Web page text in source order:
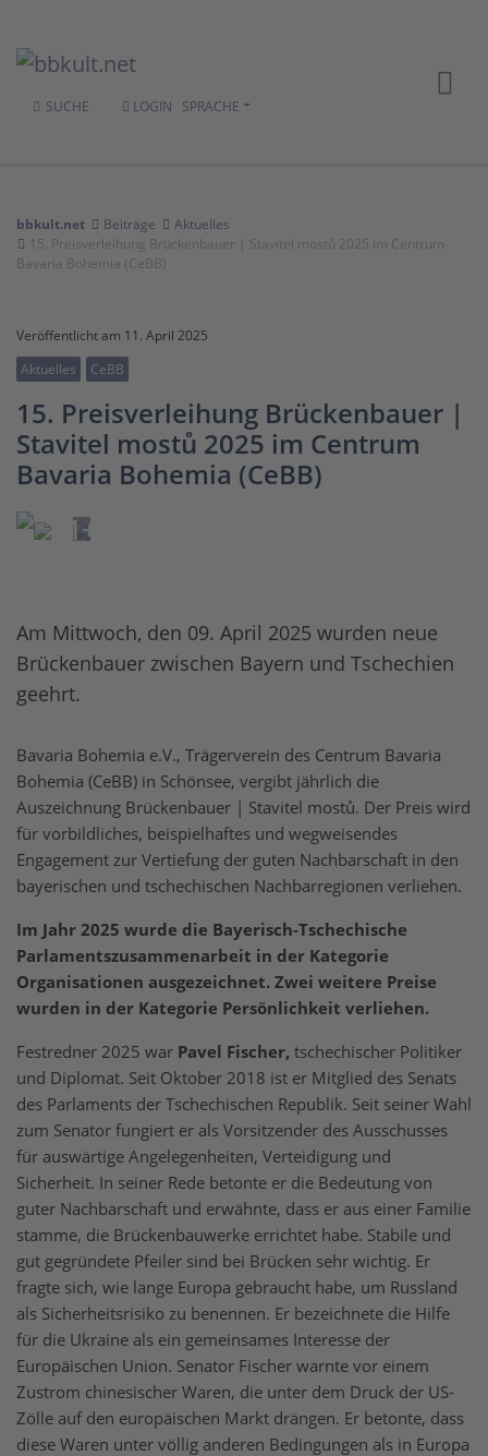
SUCHE LOGIN SPRACHE
bbkult.net Beiträge
Aktuelles
15. Preisverleihung Brückenbauer | Stavitel mostů 2025 im Centrum
Bavaria Bohemia (CeBB)
Veröffentlicht am 11. April 2025
Aktuelles
CeBB
15. Preisverleihung Brückenbauer |
Stavitel mostů 2025 im Centrum
Bavaria Bohemia (CeBB)
1+
Am Mittwoch, den 09. April 2025 wurden neue
Brückenbauer zwischen Bayern und Tschechien
geehrt.
Bavaria Bohemia e.V., Trägerverein des Centrum Bavaria
Bohemia (CeBB) in Schönsee, vergibt jährlich die
Auszeichnung Brückenbauer | Stavitel mostů. Der Preis wird
für vorbildliches, beispielhaftes und wegweisendes
Engagement zur Vertiefung der guten Nachbarschaft in den
bayerischen und tschechischen Nachbarregionen verliehen.
Im Jahr 2025 wurde die Bayerisch-Tschechische
Parlamentszusammenarbeit in der Kategorie
Organisationen ausgezeichnet. Zwei weitere Preise
wurden in der Kategorie Persönlichkeit verliehen.
Festredner 2025 war Pavel Fischer, tschechischer Politiker
und Diplomat. Seit Oktober 2018 ist er Mitglied des Senats
des Parlaments der Tschechischen Republik. Seit seiner Wahl
zum Senator fungiert er als Vorsitzender des Ausschusses
für auswärtige Angelegenheiten, Verteidigung und
Sicherheit. In seiner Rede betonte er die Bedeutung von
guter Nachbarschaft und erwähnte, dass er aus einer Familie
stamme, die Brückenbauwerke errichtet habe. Stabile und
gut gegründete Pfeiler sind bei Brücken sehr wichtig. Er
fragte sich, wie lange Europa gebraucht habe, um Russland
als Sicherheitsrisiko zu benennen. Er bezeichnete die Hilfe
für die Ukraine als ein gemeinsames Interesse der
Europäischen Union. Senator Fischer warnte vor einem
Zustrom chinesischer Waren, die unter dem Druck der US-
Zölle auf den europäischen Markt drängen. Er betonte, dass
diese Waren unter völlig anderen Bedingungen als in Europa